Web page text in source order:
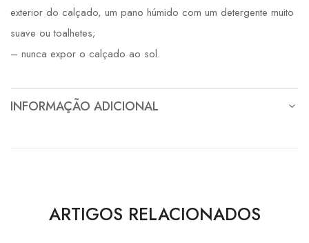
exterior do calçado, um pano húmido com um detergente muito
suave ou toalhetes;
– nunca expor o calçado ao sol.
INFORMAÇÃO ADICIONAL
ARTIGOS RELACIONADOS